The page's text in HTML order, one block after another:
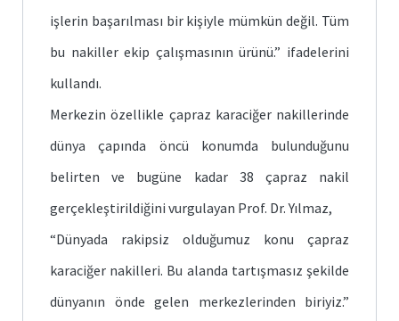
işlerin başarılması bir kişiyle mümkün değil. Tüm
bu nakiller ekip çalışmasının ürünü.” ifadelerini
kullandı.
Merkezin özellikle çapraz karaciğer nakillerinde
dünya çapında öncü konumda bulunduğunu
belirten ve bugüne kadar 38 çapraz nakil
gerçekleştirildiğini vurgulayan Prof. Dr. Yılmaz,
“Dünyada rakipsiz olduğumuz konu çapraz
karaciğer nakilleri. Bu alanda tartışmasız şekilde
dünyanın önde gelen merkezlerinden biriyiz.”